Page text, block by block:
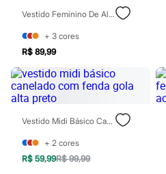
Shorts e Bermudas
T-shirt
Vestidos
Acessórios
Alfaiataria
Calçados
Guarda-roupa
Moda esportiva
Plus size
Special Basics
Calçados
Novidades
Feminino
Vestido Feminino De Algodão Gola Alta Manga Curta Preto
+ 3 cores
R$ 89,99
Vestido Midi Básico Canelado Com Fenda Gola Alta Preto
+ 2 cores
R$ 59,99R$ 99,99